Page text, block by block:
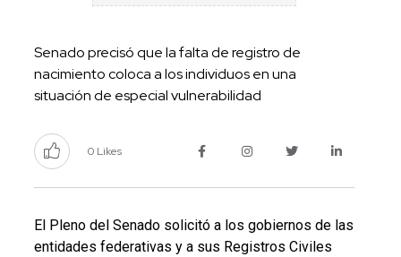
Senado precisó que la falta de registro de
nacimiento coloca a los individuos en una
situación de especial vulnerabilidad
0 Likes
El Pleno del Senado solicitó a los gobiernos de las
entidades federativas y a sus Registros Civiles